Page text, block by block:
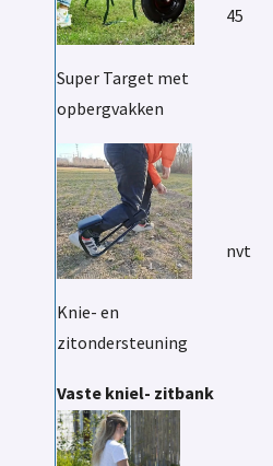
Super Target met
opbergvakken
45
Knie- en
zitondersteuning
nvt
Vaste kniel- zitbank